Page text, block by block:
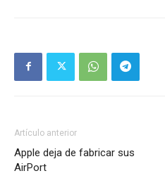
Artículo anterior
Apple deja de fabricar sus
AirPort